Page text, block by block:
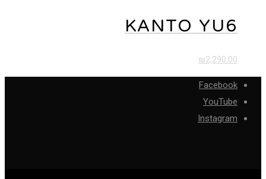
KANTO YU6
₪2,290.00
Facebook
YouTube
Instagram